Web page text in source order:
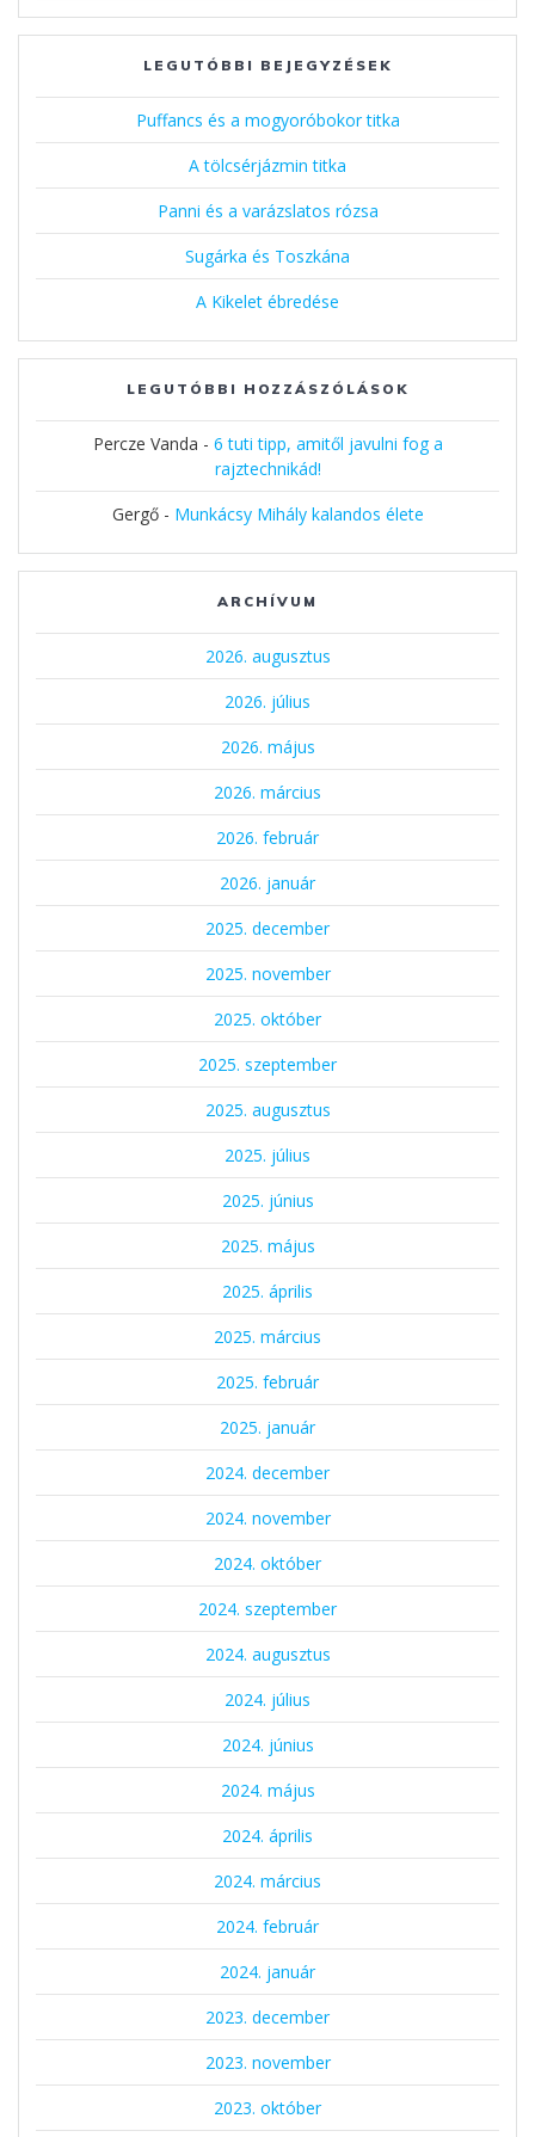
LEGUTÓBBI BEJEGYZÉSEK
Puffancs és a mogyoróbokor titka
A tölcsérjázmin titka
Panni és a varázslatos rózsa
Sugárka és Toszkána
A Kikelet ébredése
LEGUTÓBBI HOZZÁSZÓLÁSOK
Percze Vanda - 6 tuti tipp, amitől javulni fog a
rajztechnikád!
Gergő- Munkácsy Mihály kalandos élete
ARCHÍVUM
2026. augusztus
2026. július
2026. május
2026. március
2026. február
2026. január
2025. december
2025. november
2025. október
2025. szeptember
2025. augusztus
2025. július
2025. június
2025. május
2025. április
2025. március
2025. február
2025. január
2024. december
2024. november
2024. október
2024. szeptember
2024. augusztus
2024. július
2024. június
2024. május
2024. április
2024. március
2024. február
2024. január
2023. december
2023. november
2023. október